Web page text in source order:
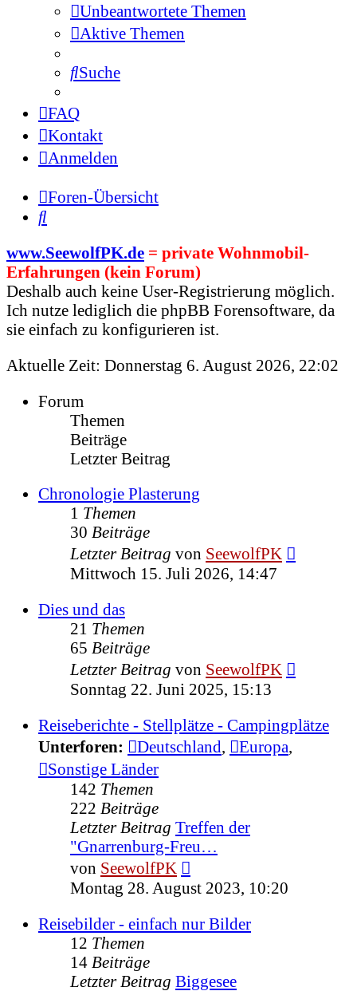
Unbeantwortete Themen
Aktive Themen
Suche
FAQ
Kontakt
Anmelden
Foren-Übersicht
www.SeewolfPK.de = private Wohnmobil-
Erfahrungen (kein Forum)
Deshalb auch keine User-Registrierung möglich.
Ich nutze lediglich die phpBB Forensoftware, da
sie einfach zu konfigurieren ist.
Aktuelle Zeit: Donnerstag 6. August 2026, 22:02
Forum
Themen
Beiträge
Letzter Beitrag
Chronologie Plasterung
1 Themen
30 Beiträge
Letzter Beitrag von SeewolfPK
Mittwoch 15. Juli 2026, 14:47
Dies und das
21 Themen
65 Beiträge
Letzter Beitrag von SeewolfPK
Sonntag 22. Juni 2025, 15:13
Reiseberichte - Stellplätze - Campingplätze
Unterforen:
Deutschland, Europa,
Sonstige Länder
142 Themen
222 Beiträge
Letzter Beitrag Treffen der
"Gnarrenburg-Freu…
von SeewolfPK
Beitrag
Montag 28. August 2023, 10:20
Reisebilder - einfach nur Bilder
12 Themen
14 Beiträge
Letzter Beitrag Biggesee